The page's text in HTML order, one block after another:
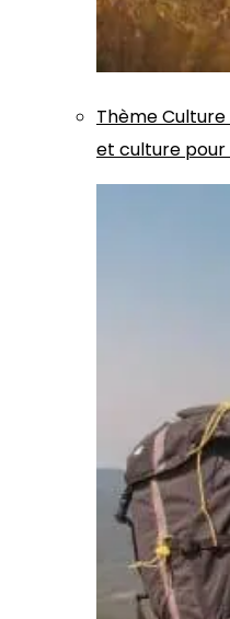
ThèmeCulture
et culture pour